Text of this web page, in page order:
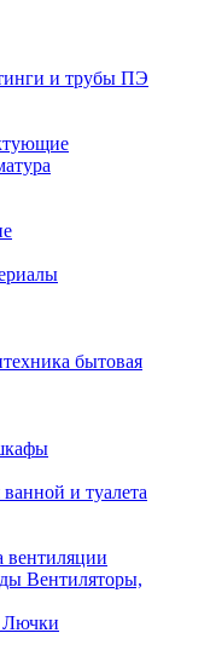
и трубы ПЭ
бытовая
и туалета
вентиляции
Вентиляторы,
Лючки